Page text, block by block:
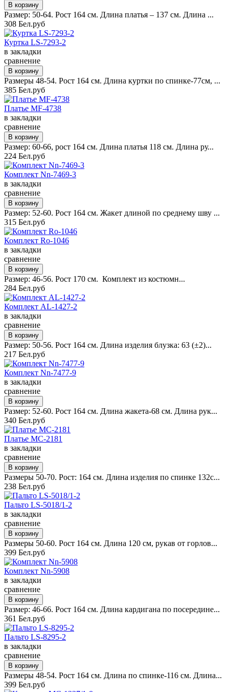
Размер: 50-64. Рост 164 см. Длина платья – 137 см. Длина ...
308 Бел.руб
Куртка LS-7293-2
в закладки
сравнение
Размеры 48-54. Рост 164 см. Длина куртки по спинке-77см, ...
385 Бел.руб
Платье MF-4738
в закладки
сравнение
Размер: 60-66, рост 164 см. Длина платья 118 см. Длина ру...
224 Бел.руб
Комплект Nn-7469-3
в закладки
сравнение
Размер: 52-60. Рост 164 см. Жакет длиной по среднему шву ...
315 Бел.руб
Комплект Ro-1046
в закладки
сравнение
Размер: 46-56. Рост 170 см. Комплект из костюмн...
284 Бел.руб
Комплект AL-1427-2
в закладки
сравнение
Размер: 50-56. Рост 164 см. Длина изделия блузка: 63 (±2)...
217 Бел.руб
Комплект Nn-7477-9
в закладки
сравнение
Размер: 52-60. Рост 164 см. Длина жакета-68 см. Длина рук...
340 Бел.руб
Платье MC-2181
в закладки
сравнение
Размеры 50-70. Рост: 164 см. Длина изделия по спинке 132с...
238 Бел.руб
Пальто LS-5018/1-2
в закладки
сравнение
Размеры 50-60. Рост 164 см. Длина 120 см, рукав от горлов...
399 Бел.руб
Комплект Nn-5908
в закладки
сравнение
Размер: 46-66. Рост 164 см. Длина кардигана по посередине...
361 Бел.руб
Пальто LS-8295-2
в закладки
сравнение
Размеры 48-54. Рост 164 см. Длина по спинке-116 см. Длина...
399 Бел.руб